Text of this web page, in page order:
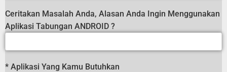
Ceritakan Masalah Anda, Alasan Anda Ingin Menggunakan
Aplikasi Tabungan ANDROID ?
* Aplikasi Yang Kamu Butuhkan